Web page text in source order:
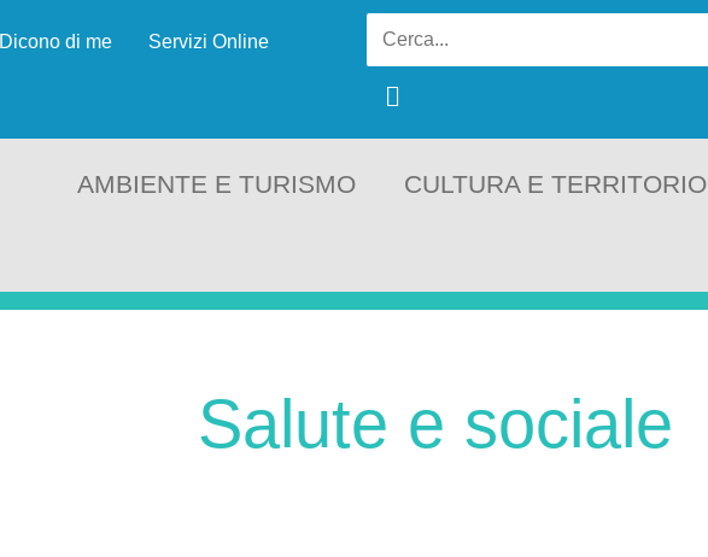
Dicono di me Servizi Online
AMBIENTE E TURISMO CULTURA E TERRITORIO
Salute e sociale